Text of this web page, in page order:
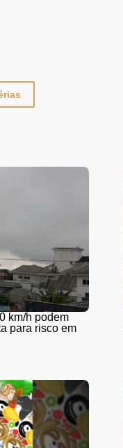
km/h podem
para risco em